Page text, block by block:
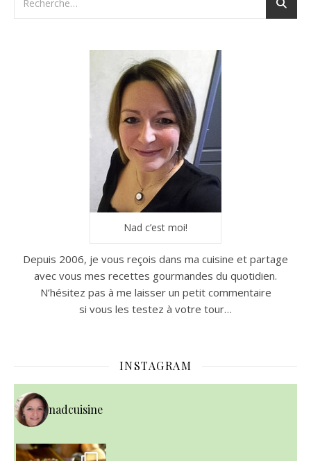
Nad c’est moi!
Depuis 2006, je vous reçois dans ma cuisine et partage
avec vous mes recettes gourmandes du quotidien.
N’hésitez pas à me laisser un petit commentaire
si vous les testez à votre tour…
INSTAGRAM
nadcuisine